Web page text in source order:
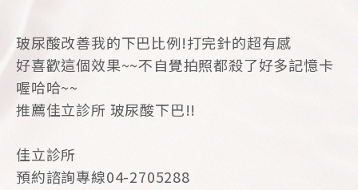
玻尿酸改善我的下巴比例!打完針的超有感
好喜歡這個效果~~不自覺拍照都殺了好多記憶卡
喔哈哈~~
推薦佳立診所 玻尿酸下巴!!
佳立診所
預約諮詢專線04-2705288